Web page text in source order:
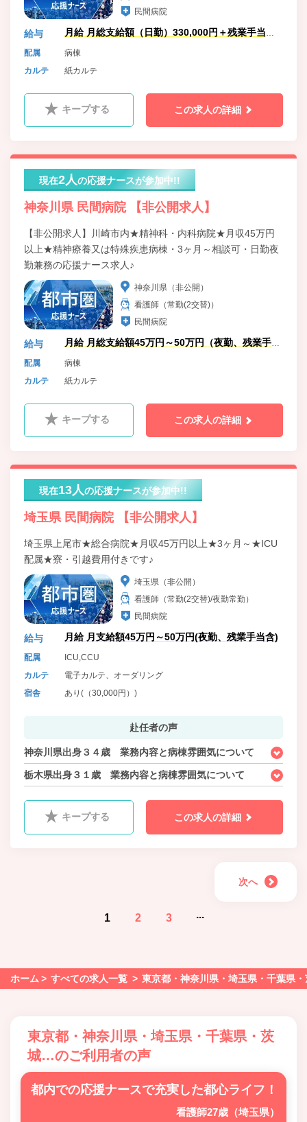
民間病院
給与
月給 月総支給額（日勤）330,000円＋残業手当加
算(日勤のみのため)
配属
病棟
カルテ
紙カルテ
キープする この求人の詳細
現在2人の応援ナースが参加中!!
神奈川県 民間病院 【非公開求人】
【非公開求人】川崎市内★精神科・内科病院★月収45万円
以上★精神療養又は特殊疾患病棟・3ヶ月～相談可・日勤夜
勤兼務の応援ナース求人♪
神奈川県（非公開）
看護師（常勤(2交替)）
民間病院
給与
月給 月総支給額45万円～50万円（夜勤、残業手当
含む）
配属
病棟
カルテ
紙カルテ
キープする この求人の詳細
現在13人の応援ナースが参加中!!
埼玉県 民間病院 【非公開求人】
埼玉県上尾市★総合病院★月収45万円以上★3ヶ月～★ICU
配属★寮・引越費用付きです♪
埼玉県（非公開）
看護師（常勤(2交替)/夜勤常勤）
民間病院
給与 月給 月支給額45万円～50万円(夜勤、残業手当含)
配属
ICU,CCU
カルテ
電子カルテ、オーダリング
宿舎
あり(（30,000円）)
赴任者の声
神奈川県出身３４歳 業務内容と病棟雰囲気について
栃木県出身３１歳 業務内容と病棟雰囲気について
キープする この求人の詳細
次へ
1 2 3 ...
ホーム すべての求人一覧 東京都・神奈川県・埼玉県・千葉県
東京都・神奈川県・埼玉県・千葉県・茨
城…のご利用者の声
都内での応援ナースで充実した都心ライフ！
看護師27歳（埼玉県）